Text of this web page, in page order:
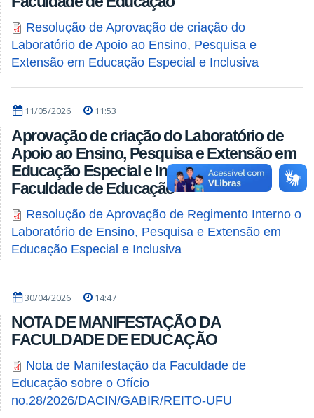
Resolução de Aprovação de criação do
Laboratório de Apoio ao Ensino, Pesquisa e
Extensão em Educação Especial e Inclusiva
11/05/2026 11:53
Aprovação de criação do Laboratório de
Apoio ao Ensino, Pesquisa e Extensão em
Educação Especial e Inclusiva na
Faculdade de Educação
Resolução de Aprovação de Regimento Interno o
Laboratório de Ensino, Pesquisa e Extensão em
Educação Especial e Inclusiva
30/04/2026 14:47
NOTA DE MANIFESTAÇÃO DA
FACULDADE DE EDUCAÇÃO
Nota de Manifestação da Faculdade de
Educação sobre o Ofício
no.28/2026/DACIN/GABIR/REITO-UFU